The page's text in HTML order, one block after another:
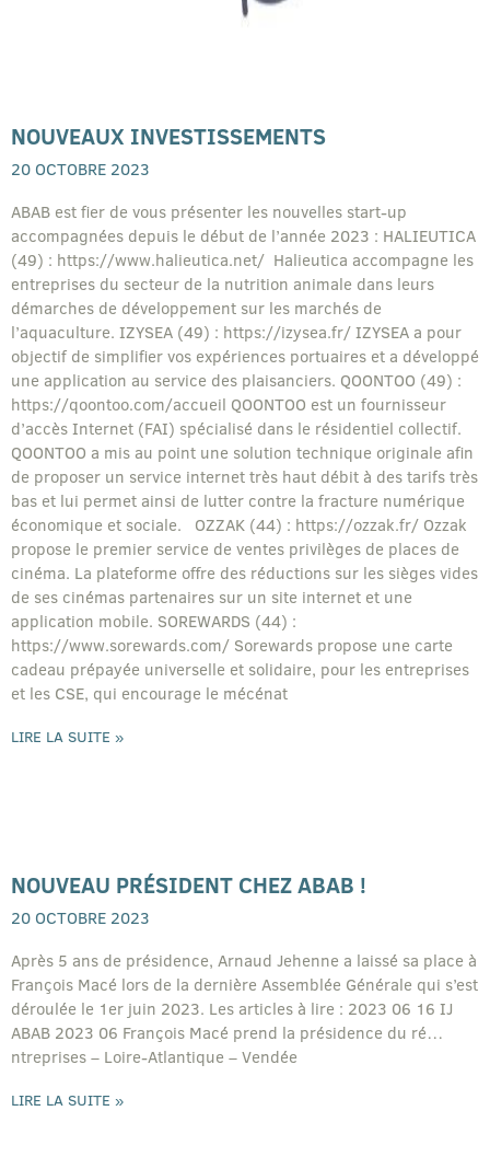
NOUVEAUX INVESTISSEMENTS
20 OCTOBRE 2023
ABAB est fier de vous présenter les nouvelles start-up
accompagnées depuis le début de l’année 2023 : HALIEUTICA
(49) : https://www.halieutica.net/ Halieutica accompagne les
entreprises du secteur de la nutrition animale dans leurs
démarches de développement sur les marchés de
l’aquaculture. IZYSEA (49) : https://izysea.fr/ IZYSEA a pour
objectif de simplifier vos expériences portuaires et a développé
une application au service des plaisanciers. QOONTOO (49) :
https://qoontoo.com/accueil QOONTOO est un fournisseur
d’accès Internet (FAI) spécialisé dans le résidentiel collectif.
QOONTOO a mis au point une solution technique originale afin
de proposer un service internet très haut débit à des tarifs très
bas et lui permet ainsi de lutter contre la fracture numérique
économique et sociale. OZZAK (44) : https://ozzak.fr/ Ozzak
propose le premier service de ventes privilèges de places de
cinéma. La plateforme offre des réductions sur les sièges vides
de ses cinémas partenaires sur un site internet et une
application mobile. SOREWARDS (44) :
https://www.sorewards.com/ Sorewards propose une carte
cadeau prépayée universelle et solidaire, pour les entreprises
et les CSE, qui encourage le mécénat
LIRE LA SUITE »
NOUVEAU PRÉSIDENT CHEZ ABAB !
20 OCTOBRE 2023
Après 5 ans de présidence, Arnaud Jehenne a laissé sa place à
François Macé lors de la dernière Assemblée Générale qui s’est
déroulée le 1er juin 2023. Les articles à lire : 2023 06 16 IJ
ABAB 2023 06 François Macé prend la présidence du ré…
ntreprises – Loire-Atlantique – Vendée
LIRE LA SUITE »